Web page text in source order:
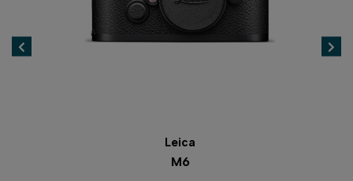
Leica
M6